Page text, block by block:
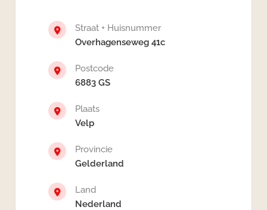
Straat + Huisnummer
Overhagenseweg 41c
Postcode
6883 GS
Plaats
Velp
Provincie
Gelderland
Land
Nederland